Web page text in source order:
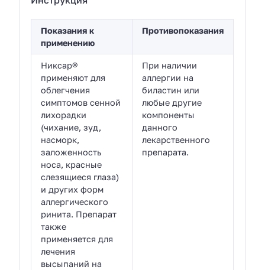
Показания к
применению
Противопоказания
Никсар®
применяют для
облегчения
симптомов сенной
лихорадки
(чихание, зуд,
насморк,
заложенность
носа, красные
слезящиеся глаза)
и других форм
аллергического
ринита. Препарат
также
применяется для
лечения
высыпаний на
При наличии
аллергии на
биластин или
любые другие
компоненты
данного
лекарственного
препарата.